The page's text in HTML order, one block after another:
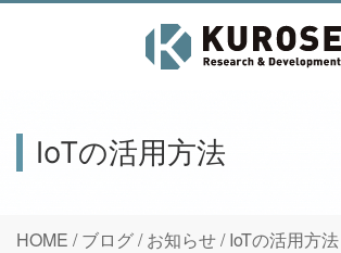
IoTの活用方法
HOME /ブログ/お知らせ/IoTの活用方法